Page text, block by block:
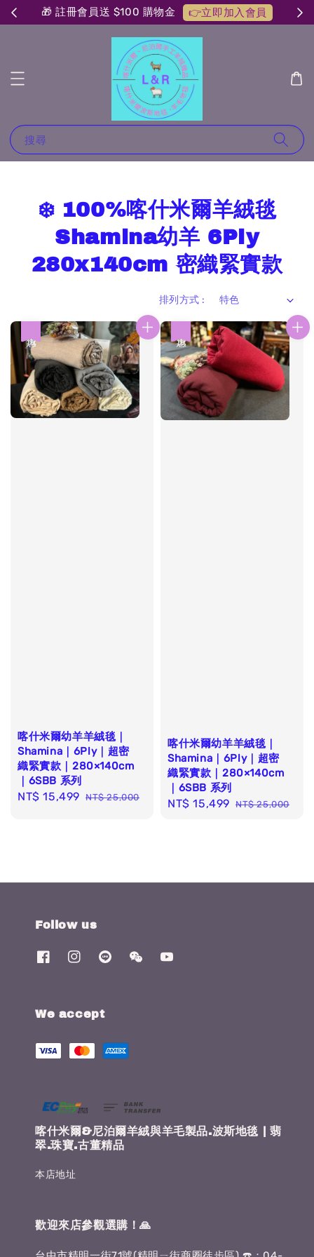
🎁 註冊會員送 $100 購物金 👉立即加入會員
搜尋
❄️ 100%喀什米爾羊絨毯
Shamina幼羊 6Ply
280x140cm 密織緊實款
排列方式 :
喀什米爾幼羊羊絨毯｜
Shamina｜6Ply｜超密
織緊實款｜280×140cm
｜6SBB 系列
Sale
NT$ 15,499 Regular
NT$ 25,000
喀什米爾幼羊羊絨毯｜
Shamina｜6Ply｜超密
織緊實款｜280×140cm
｜6SBB 系列
Sale
NT$ 15,499 Regular
NT$ 25,000
Follow us
We accept
喀什米爾&尼泊爾羊絨與羊毛製品.波斯地毯 | 翡
翠.珠寶.古董精品
本店地址
歡迎來店參觀選購！🙏